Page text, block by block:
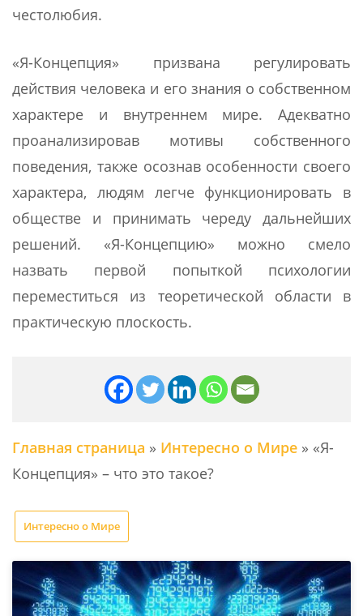
честолюбия.
«Я-Концепция» призвана регулировать
действия человека и его знания о собственном
характере и внутреннем мире. Адекватно
проанализировав мотивы собственного
поведения, также осознав особенности своего
характера, людям легче функционировать в
обществе и принимать череду дальнейших
решений. «Я-Концепцию» можно смело
назвать первой попыткой психологии
переместиться из теоретической области в
практическую плоскость.
Главная страница » Интересно о Мире » «Я-
Концепция» – что это такое?
Интересно о Мире